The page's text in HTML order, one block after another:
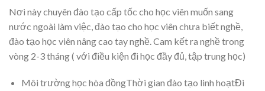
Nơi này chuyên đào tạo cấp tốc cho học viên muốn sang
nước ngoài làm việc, đào tạo cho học viên chưa biết nghề,
đào tạo học viên nâng cao tay nghề. Cam kết ra nghề trong
vòng 2-3 tháng ( với điều kiện đi học đầy đủ, tập trung học)
Môi trường học hòa đồngThời gian đào tạo linh hoạtĐi